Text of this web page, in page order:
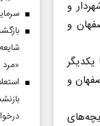
و
و
یکدیگر
و‌